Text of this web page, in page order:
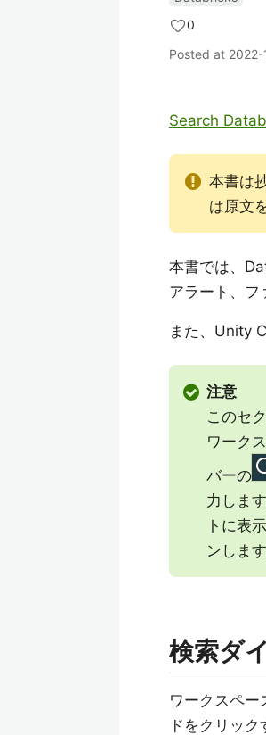
0
Posted at
Search
本書は
は原文
本書では、
アラート、フ
また、Unity
注意
このセ
ワーク
バーの
力しま
トに表
ンします
検索ダ
ワークスペ
ドをクリッ